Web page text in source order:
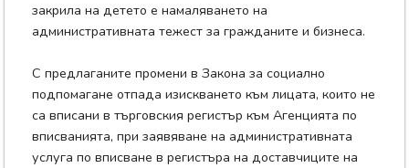
закрила на детето е намаляването на
административната тежест за гражданите и бизнеса.
С предлаганите промени в Закона за социално
подпомагане отпада изискването към лицата, които не
са вписани в търговския регистър към Агенцията по
вписванията, при заявяване на административната
услуга по вписване в регистъра на доставчиците на